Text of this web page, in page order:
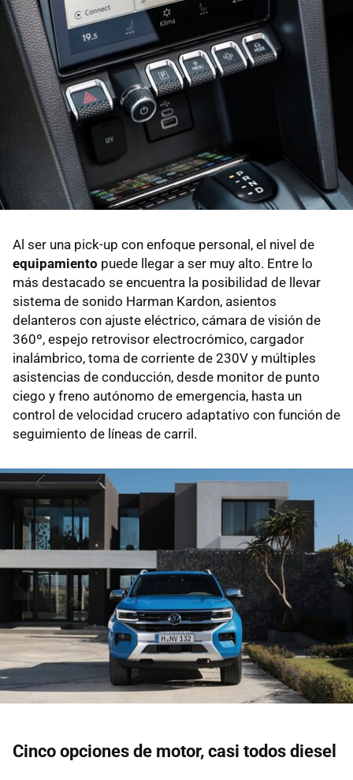
Al ser una pick-up con enfoque personal, el nivel de
equipamiento puede llegar a ser muy alto. Entre lo
más destacado se encuentra la posibilidad de llevar
sistema de sonido Harman Kardon, asientos
delanteros con ajuste eléctrico, cámara de visión de
360º, espejo retrovisor electrocrómico, cargador
inalámbrico, toma de corriente de 230V y múltiples
asistencias de conducción, desde monitor de punto
ciego y freno autónomo de emergencia, hasta un
control de velocidad crucero adaptativo con función de
seguimiento de líneas de carril.
Cinco opciones de motor, casi todos diesel